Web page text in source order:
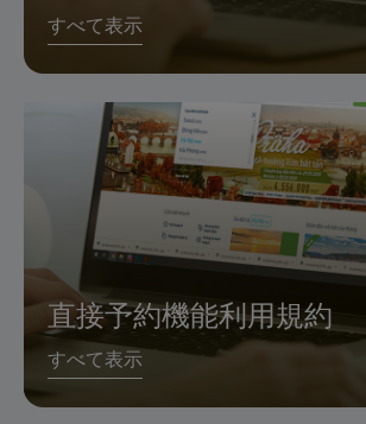
すべて表示
直接予約機能利用規約
すべて表示